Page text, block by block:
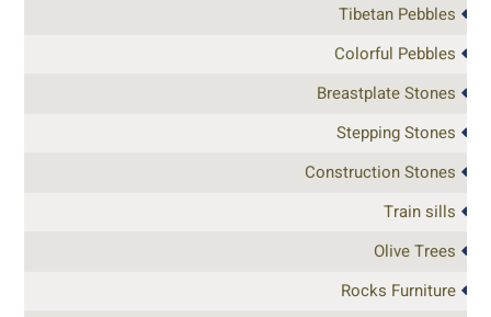
Tibetan Pebbles
Colorful Pebbles
Breastplate Stones
Stepping Stones
Construction Stones
Train sills
Olive Trees
Rocks Furniture